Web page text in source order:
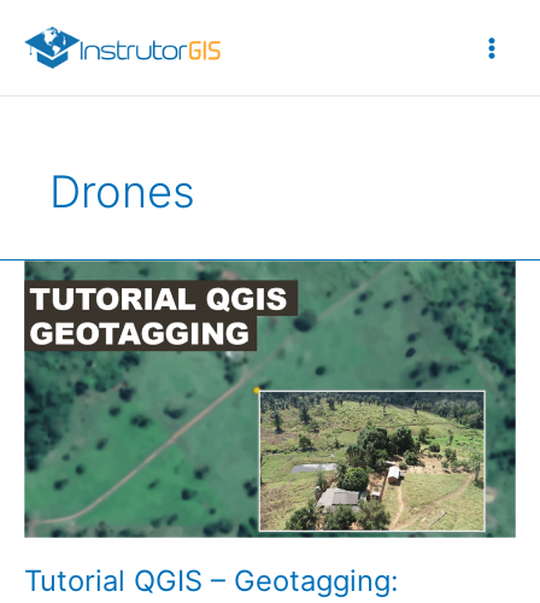
para
conteúdo
Drones
Tutorial QGIS – Geotagging:
Tutorial
QGIS
–
Geotagging:
Geomarcação
de
Fotografias
de
Drone